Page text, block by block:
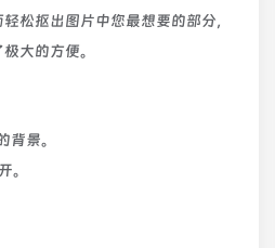
松抠出图片中您最想要的部分，
大的方便。
背景。
。